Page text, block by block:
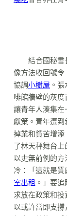
結合國秘書
像方法收回號
協調小樹屋 。
啡館牆壁的灰度
讓青年人湊集
獻策。青年遭到
掉業和貧苦增
了林天秤舞台
以史無前例的
冷：「這就是
室出租 。」要
求放在政策和投
以或許當即支撐